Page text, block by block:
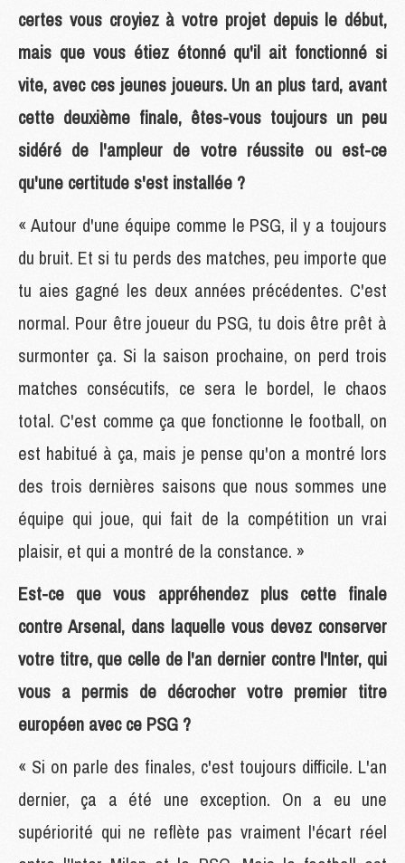
certes vous croyiez à votre projet depuis le début,
mais que vous étiez étonné qu'il ait fonctionné si
vite, avec ces jeunes joueurs. Un an plus tard, avant
cette deuxième finale, êtes-vous toujours un peu
sidéré de l'ampleur de votre réussite ou est-ce
qu'une certitude s'est installée ?
« Autour d'une équipe comme le PSG, il y a toujours
du bruit. Et si tu perds des matches, peu importe que
tu aies gagné les deux années précédentes. C'est
normal. Pour être joueur du PSG, tu dois être prêt à
surmonter ça. Si la saison prochaine, on perd trois
matches consécutifs, ce sera le bordel, le chaos
total. C'est comme ça que fonctionne le football, on
est habitué à ça, mais je pense qu'on a montré lors
des trois dernières saisons que nous sommes une
équipe qui joue, qui fait de la compétition un vrai
plaisir, et qui a montré de la constance. »
Est-ce que vous appréhendez plus cette finale
contre Arsenal, dans laquelle vous devez conserver
votre titre, que celle de l'an dernier contre l'Inter, qui
vous a permis de décrocher votre premier titre
européen avec ce PSG ?
« Si on parle des finales, c'est toujours difficile. L'an
dernier, ça a été une exception. On a eu une
supériorité qui ne reflète pas vraiment l'écart réel